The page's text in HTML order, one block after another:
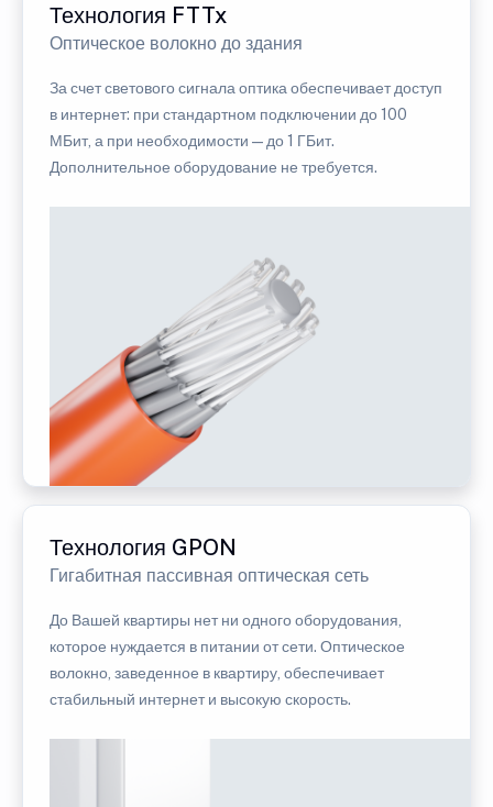
Технология FTTx
Оптическое волокно до здания
За счет светового сигнала оптика обеспечивает доступ
в интернет: при стандартном подключении до 100
МБит, а при необходимости — до 1 ГБит.
Дополнительное оборудование не требуется.
Технология GPON
Гигабитная пассивная оптическая сеть
До Вашей квартиры нет ни одного оборудования,
которое нуждается в питании от сети. Оптическое
волокно, заведенное в квартиру, обеспечивает
стабильный интернет и высокую скорость.